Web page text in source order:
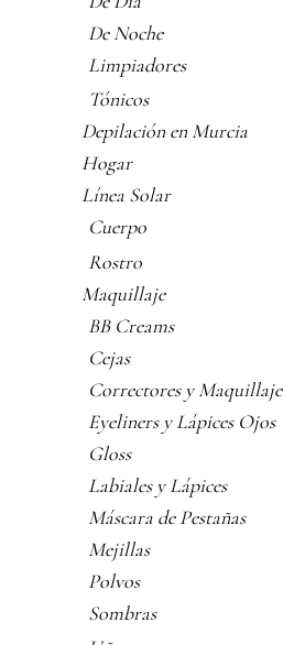
De Noche
Limpiadores
Tónicos
Depilación en Murcia
Hogar
Línea Solar
Cuerpo
Rostro
Maquillaje
BB Creams
Cejas
Correctores y Maquillaje
Eyeliners y Lápices Ojos
Gloss
Labiales y Lápices
Máscara de Pestañas
Mejillas
Polvos
Sombras